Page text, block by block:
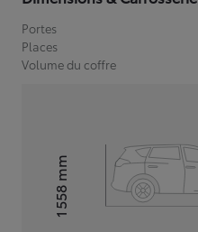
Portes
Places
Volume du coffre
Hauteur1 558
mm